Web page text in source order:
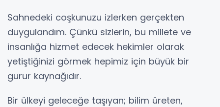
Sahnedeki coşkunuzu izlerken gerçekten
duygulandım. Çünkü sizlerin, bu millete ve
insanlığa hizmet edecek hekimler olarak
yetiştiğinizi görmek hepimiz için büyük bir
gurur kaynağıdır.
Bir ülkeyi geleceğe taşıyan; bilim üreten,